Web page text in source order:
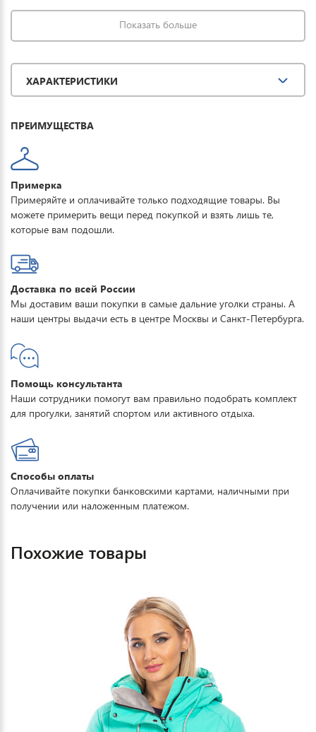
данную куртку отличным выбором для комфортного отдыха в
горах и на прогулке. Ткань обработана водоотталкивающей
пропиткой снаружи и антибактериальной -
превосходную защиту при мокром снеге или ледяном дожде и
оперативно отводит влагу от тела наружу, сохраняя тепло и
комфорт. Купить горнолыжный анорак женский LAFOR можно
Показать больше
ХАРАКТЕРИСТИКИ
ПРЕИМУЩЕСТВА
Примерка
Примеряйте и оплачивайте только подходящие товары. Вы
можете примерить вещи перед покупкой и взять лишь те,
которые вам подошли.
Доставка по всей России
Мы доставим ваши покупки в самые дальние уголки страны. А
наши центры выдачи есть в центре Москвы и Санкт-Петербурга.
Помощь консультанта
Наши сотрудники помогут вам правильно подобрать комплект
для прогулки, занятий спортом или активного отдыха.
Способы оплаты
Оплачивайте покупки банковскими картами, наличными при
получении или наложенным платежом.
Похожие товары